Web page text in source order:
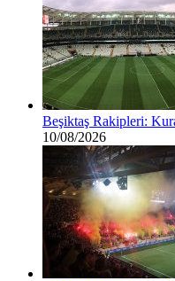
Beşiktaş Rakipleri:
10/08/2026